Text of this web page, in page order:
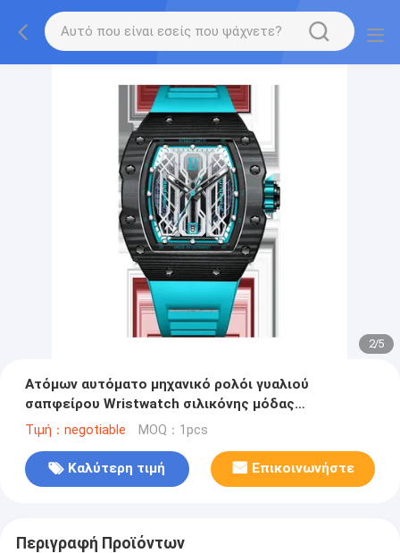
2/5
Ατόμων αυτόματο μηχανικό ρολόι γυαλιού
σαπφείρου Wristwatch σιλικόνης μόδας
περιστασιακό
Τιμή：negotiable MOQ：1pcs
Καλύτερη τιμή Επικοινωνήστε
Περιγραφή Προϊόντων